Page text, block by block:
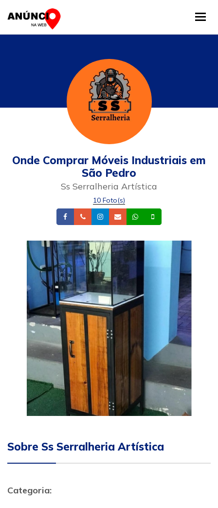
Onde Comprar Móveis Industriais em
São Pedro
Ss Serralheria Artística
10 Foto(s)
FacebookTelefoneInstagram
Email Whatsapp
Sobre Ss Serralheria Artística
Categoria: